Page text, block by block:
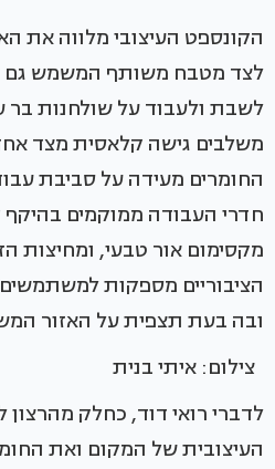
הקונספט העיצובי מלווה את
לשבת ולעבוד על שולחנות בר
משלבים גישה קלאסית מצד
החומרים מעידה על סביבת
חדרי העבודה ממוקמים
מקסימום אור טבעי, ומחיצות
הציבוריים מספקות
ובה בעת תצפית על האזור
צילום: איתי בנית
לדברי רואי דוד, כחלק
העיצובית של המקום ואת